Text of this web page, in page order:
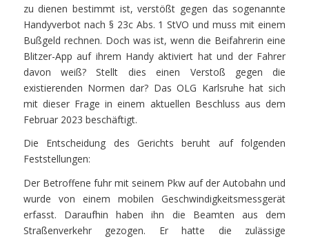
zu dienen bestimmt ist, verstößt gegen das sogenannte
Handyverbot nach § 23c Abs. 1 StVO und muss mit einem
Bußgeld rechnen. Doch was ist, wenn die Beifahrerin eine
Blitzer-App auf ihrem Handy aktiviert hat und der Fahrer
davon weiß? Stellt dies einen Verstoß gegen die
existierenden Normen dar? Das OLG Karlsruhe hat sich
mit dieser Frage in einem aktuellen Beschluss aus dem
Februar 2023 beschäftigt.
Die Entscheidung des Gerichts beruht auf folgenden
Feststellungen:
Der Betroffene fuhr mit seinem Pkw auf der Autobahn und
wurde von einem mobilen Geschwindigkeitsmessgerät
erfasst. Daraufhin haben ihn die Beamten aus dem
Straßenverkehr gezogen. Er hatte die zulässige